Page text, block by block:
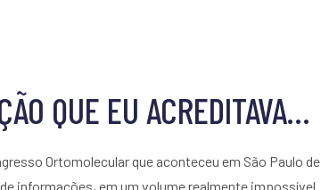
QUE EU ACREDITAVA…
Ortomolecular que aconteceu em São Paulo de
informações, em um volume realmente impossível